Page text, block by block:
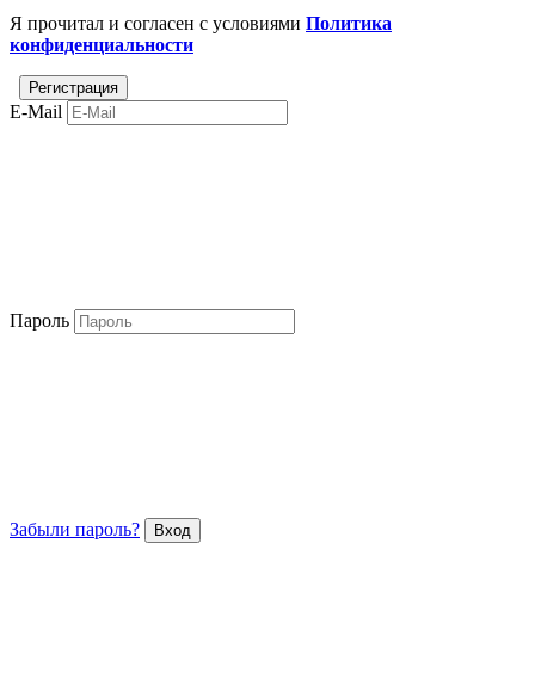
Я прочитал и согласен с условиями Политика
конфиденциальности
E-Mail
Пароль
Забыли пароль?